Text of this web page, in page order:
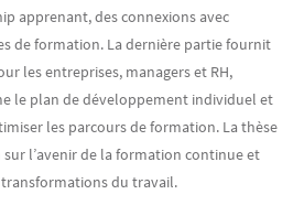
apprenant, des connexions avec
de formation. La dernière partie fournit
les entreprises, managers et RH,
le plan de développement individuel et
les parcours de formation. La thèse
l’avenir de la formation continue et
du travail.